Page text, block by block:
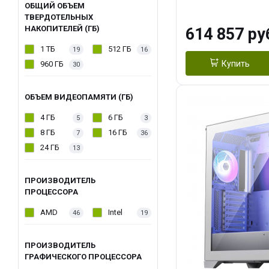
ОБЩИЙ ОБЪЕМ
ТВЕРДОТЕЛЬНЫХ
НАКОПИТЕЛЕЙ (ГБ)
1 ТБ 19 512 ГБ 16
960 ГБ 30
ОБЪЕМ ВИДЕОПАМЯТИ (ГБ)
4 ГБ 5 6 ГБ 3
8 ГБ 7 16 ГБ 36
24 ГБ 13
ПРОИЗВОДИТЕЛЬ
ПРОЦЕССОРА
AMD 46 Intel 19
ПРОИЗВОДИТЕЛЬ
ГРАФИЧЕСКОГО ПРОЦЕССОРА
Turbo/ 1 ТБ
614 857
Купить